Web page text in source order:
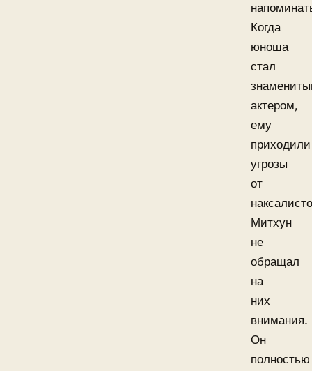
Когда
юноша
стал
актером,
ему
приходили
угрозы
от
Митхун
не
обращал
на
них
внимания.
Он
полностью